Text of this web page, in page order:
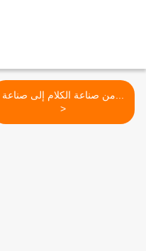
من صناعة الكلام إلى صناعة...
>